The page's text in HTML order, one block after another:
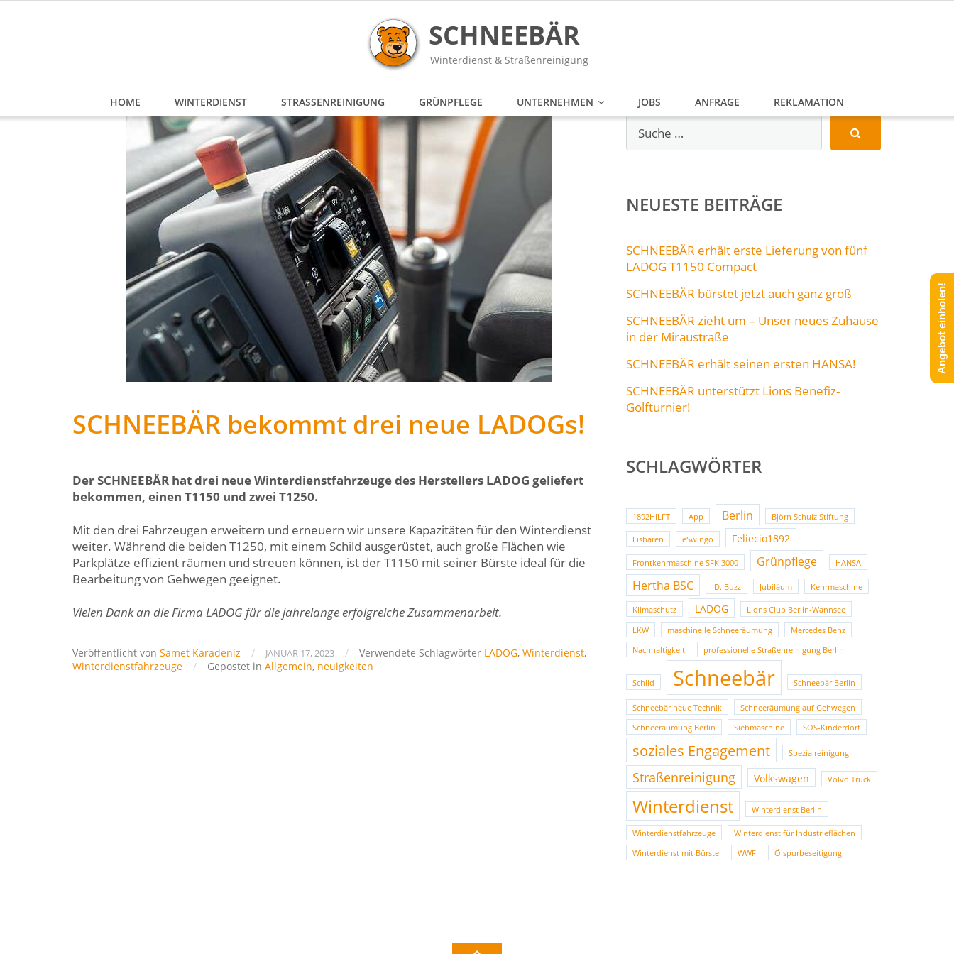
SCHNEEBÄR
Winterdienst & Straßenreinigung
HOME WINTERDIENST STRASSENREINIGUNG GRÜNPFLEGE UNTERNEHMEN JOBS ANFRAGE REKLAMATION
SCHNEEBÄR bekommt drei neue LADOGs!
Der SCHNEEBÄR hat drei neue Winterdienstfahrzeuge des Herstellers LADOG geliefert
bekommen, einen T1150 und zwei T1250.
Mit den drei Fahrzeugen erweitern und erneuern wir unsere Kapazitäten für den Winterdienst
weiter. Während die beiden T1250, mit einem Schild ausgerüstet, auch große Flächen wie
Parkplätze effizient räumen und streuen können, ist der T1150 mit seiner Bürste ideal für die
Bearbeitung von Gehwegen geeignet.
Vielen Dank an die Firma LADOG für die jahrelange erfolgreiche Zusammenarbeit.
Veröffentlicht von Samet Karadeniz / JANUAR 17, 2023 / Verwendete Schlagwörter LADOG, Winterdienst,
Winterdienstfahrzeuge
/ Gepostet in Allgemein, neuigkeiten
NEUESTE BEITRÄGE
SCHNEEBÄR erhält erste Lieferung von fünf
LADOG T1150 Compact
SCHNEEBÄR bürstet jetzt auch ganz groß
SCHNEEBÄR zieht um – Unser neues Zuhause
in der Miraustraße
SCHNEEBÄR erhält seinen ersten HANSA!
SCHNEEBÄR unterstützt Lions Benefiz-
Golfturnier!
SCHLAGWÖRTER
1892HILFT App Berlin Björn Schulz Stiftung
Eisbären eSwingo Feliecio1892
Frontkehrmaschine SFK 3000 Grünpflege HANSA
Hertha BSC ID. Buzz Jubiläum Kehrmaschine
Klimaschutz LADOG Lions Club Berlin-Wannsee
LKW maschinelle Schneeräumung
Mercedes Benz
Nachhaltigkeit
professionelle Straßenreinigung Berlin
Schild Schneebär Schneebär Berlin
Schneebär neue Technik
Schneeräumung auf Gehwegen
Schneeräumung Berlin
Siebmaschine SOS-Kinderdorf
soziales Engagement Spezialreinigung
Straßenreinigung Volkswagen Volvo Truck
Winterdienst Winterdienst Berlin
Winterdienstfahrzeuge
Winterdienst für Industrieflächen
Winterdienst mit Bürste
WWF Ölspurbeseitigung
Angebot einholen!